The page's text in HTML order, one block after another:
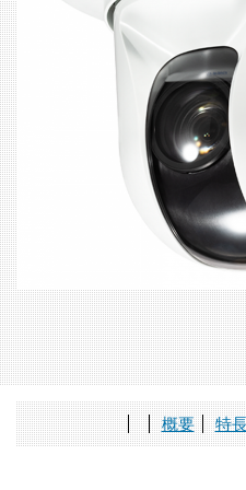
概要 特